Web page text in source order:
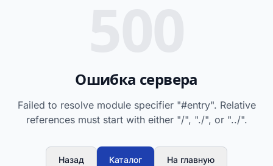
Ошибка сервера
Failed to resolve module specifier "#entry". Relative
references must start with either "/", "./", or "../".
Назад Каталог На главную